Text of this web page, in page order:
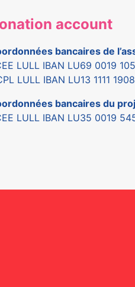
account
bancaires de
LULL IBAN LU69 0019
LULL IBAN LU13 1111
bancaires du
LULL IBAN LU35 0019